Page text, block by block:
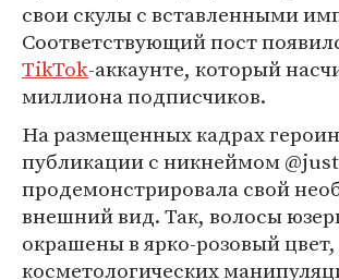
свои скулы с вставленными
Соответствующий пост
TikTok-аккаунте, который
миллиона подписчиков.
На размещенных кадрах
публикации с никнеймом
продемонстрировала свой
внешний вид. Так, волосы
окрашены в ярко-розовый
косметологических